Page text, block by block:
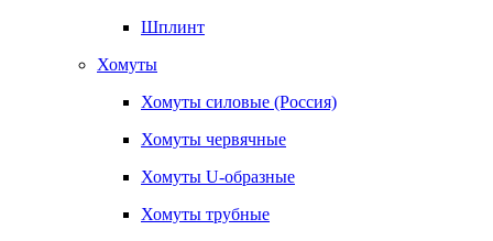
Шплинт
Хомуты
Хомуты силовые (Россия)
Хомуты червячные
Хомуты U-образные
Хомуты трубные